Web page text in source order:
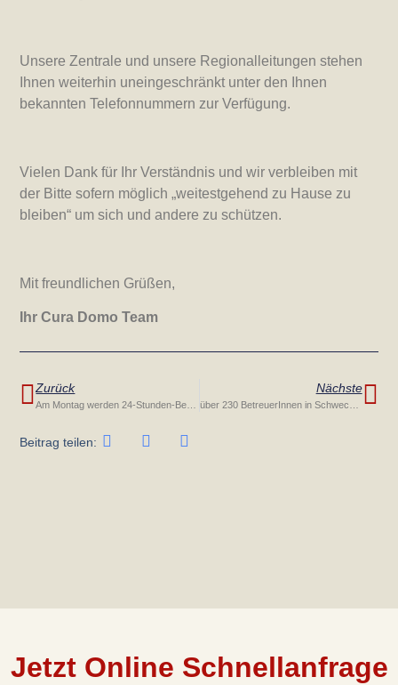
Unsere Zentrale und unsere Regionalleitungen stehen
Ihnen weiterhin uneingeschränkt unter den Ihnen
bekannten Telefonnummern zur Verfügung.
Vielen Dank für Ihr Verständnis und wir verbleiben mit
der Bitte sofern möglich „weitestgehend zu Hause zu
bleiben“ um sich und andere zu schützen.
Mit freundlichen Grüßen,
Ihr Cura Domo Team
Zurück
Am Montag werden 24-Stunden-Betreuer eingeflogen
Nächste
über 230 BetreuerInnen in Schwechat gelandet.
Beitrag teilen:
Jetzt Online Schnellanfrage